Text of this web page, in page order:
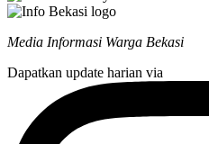
Media Informasi Warga Bekasi
Dapatkan update harian via